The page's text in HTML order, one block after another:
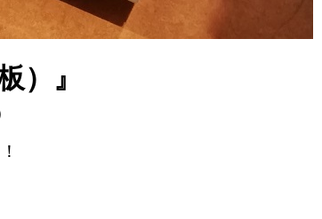
）』